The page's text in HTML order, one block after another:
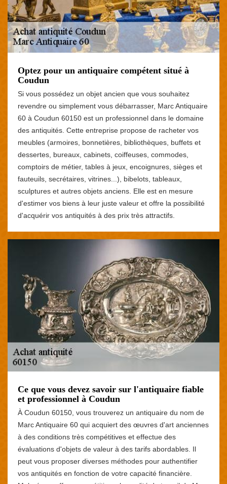
Optez pour un antiquaire compétent situé à
Coudun
Si vous possédez un objet ancien que vous souhaitez
revendre ou simplement vous débarrasser, Marc Antiquaire
60 à Coudun 60150 est un professionnel dans le domaine
des antiquités. Cette entreprise propose de racheter vos
meubles (armoires, bonnetières, bibliothèques, buffets et
dessertes, bureaux, cabinets, coiffeuses, commodes,
comptoirs de métier, tables à jeux, encoignures, sièges et
fauteuils, secrétaires, vitrines...), bibelots, tableaux,
sculptures et autres objets anciens. Elle est en mesure
d'estimer vos biens à leur juste valeur et offre la possibilité
d'acquérir vos antiquités à des prix très attractifs.
Ce que vous devez savoir sur l'antiquaire fiable
et professionnel à Coudun
À Coudun 60150, vous trouverez un antiquaire du nom de
Marc Antiquaire 60 qui acquiert des œuvres d'art anciennes
à des conditions très compétitives et effectue des
évaluations d'objets de valeur à des tarifs abordables. Il
peut vous proposer diverses méthodes pour authentifier
vos antiquités en fonction de votre capacité financière.